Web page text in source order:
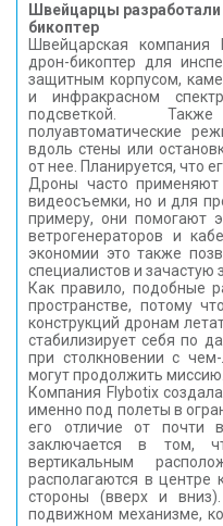
Швейцарцы
бикоптер
Швейцарская компания
дрон-бикоптер для
защитным корпусом,
и инфракрасном
подсветкой.
полуавтоматические
вдоль стены или
от нее. Планируется, что
Дроны часто
видеосъемки, но и для
примеру, они помогают
ветрогенераторов и
экономии это также
специалистов и зачастую
Как правило, подобные
пространстве, потому
конструкций дронам
стабилизирует себя по
при столкновении с
могут продолжить миссию.
Компания Flybotix
именно под полеты в
его отличие от почти
заключается в том,
вертикальным
располагаются в центре
стороны (вверх и
подвижном механизме,